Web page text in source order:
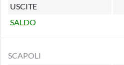
USCITE
SALDO
SCAPOLI